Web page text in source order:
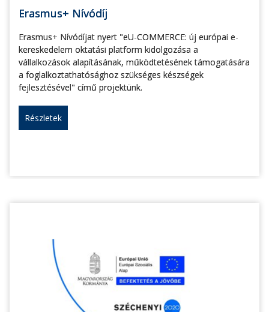
Erasmus+ Nívódíj
Erasmus+ Nívódíjat nyert "eU-COMMERCE: új európai e-
kereskedelem oktatási platform kidolgozása a
vállalkozások alapításának, működtetésének támogatására
a foglalkoztathatósághoz szükséges készségek
fejlesztésével" című projektünk.
Részletek